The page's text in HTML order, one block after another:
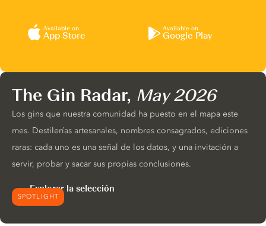
Available on
App Store
Available on
Google Play
SPOTLIGHT
The Gin Radar, May 2026
Los gins que nuestra comunidad ha puesto en el mapa este
mes. Destilerías artesanales, nombres consagrados, ediciones
raras: cada uno es una señal de los datos, y una invitación a
servir, probar y sacar sus propias conclusiones.
Explorar la selección